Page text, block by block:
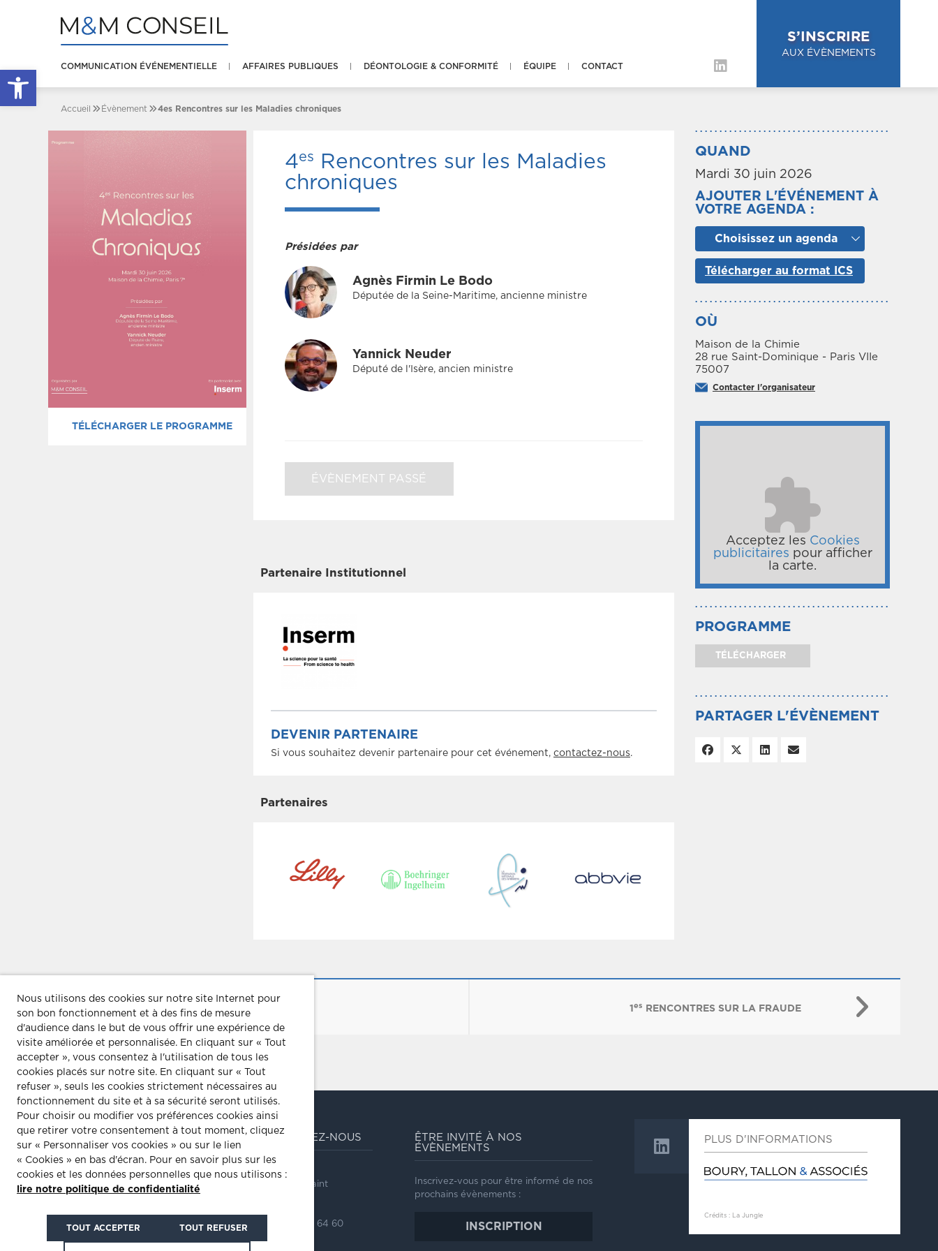
Ouvrir la barre d’outils
COMMUNICATION ÉVÉNEMENTIELLE AFFAIRES PUBLIQUES DÉONTOLOGIE & CONFORMITÉ ÉQUIPE CONTACT
S’INSCRIRE
AUX ÉVÈNEMENTS
Accueil Évènement 4es Rencontres sur les Maladies chroniques
TÉLÉCHARGER LE PROGRAMME
4es
Rencontres sur les Maladies
chroniques
Présidées par
Agnès Firmin Le Bodo
Députée de la Seine-Maritime, ancienne ministre
Yannick Neuder
Député de l'Isère, ancien ministre
ÉVÈNEMENT PASSÉ
Partenaire Institutionnel
DEVENIR PARTENAIRE
Si vous souhaitez devenir partenaire pour cet événement, contactez-nous.
Partenaires
QUAND
Mardi 30 juin 2026
AJOUTER L'ÉVÉNEMENT À
VOTRE AGENDA :
Choisissez un agenda
Télécharger au format ICS
OÙ
Maison de la Chimie
28 rue Saint-Dominique - Paris VIIe
75007
Contacter l'organisateur
Acceptez les Cookies
publicitaires pour afficher
la carte.
PROGRAMME
TÉLÉCHARGER
PARTAGER L'ÉVÈNEMENT
LIVE INNOGAZ SUR ZOOM 1es RENCONTRES SUR LA FRAUDE
Communication
Déontologie & conformité
Contact
Mentions
Équipe
CONTACTEZ-NOUS
M&M Conseil
41/43, rue Saint
01 44 18 64 60
ÊTRE INVITÉ À NOS
ÉVÈNEMENTS
Inscrivez-vous pour être informé de nos
prochains évènements :
INSCRIPTION
PLUS D'INFORMATIONS
Crédits : La Jungle
Nous utilisons des cookies sur notre site Internet pour
son bon fonctionnement et à des fins de mesure
d'audience dans le but de vous offrir une expérience de
visite améliorée et personnalisée. En cliquant sur « Tout
accepter », vous consentez à l'utilisation de tous les
cookies placés sur notre site. En cliquant sur « Tout
refuser », seuls les cookies strictement nécessaires au
fonctionnement du site et à sa sécurité seront utilisés.
Pour choisir ou modifier vos préférences cookies ainsi
que retirer votre consentement à tout moment, cliquez
sur « Personnaliser vos cookies » ou sur le lien
« Cookies » en bas d'écran. Pour en savoir plus sur les
cookies et les données personnelles que nous utilisons :
lire notre politique de confidentialité
TOUT ACCEPTER TOUT REFUSER